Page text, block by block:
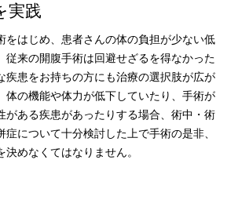
実践
をはじめ、患者さんの体の負担が少ない低
従来の開腹手術は回避せざるを得なかった
疾患をお持ちの方にも治療の選択肢が広が
体の機能や体力が低下していたり、手術が
がある疾患があったりする場合、術中・術
症について十分検討した上で手術の是非、
決めなくてはなりません。